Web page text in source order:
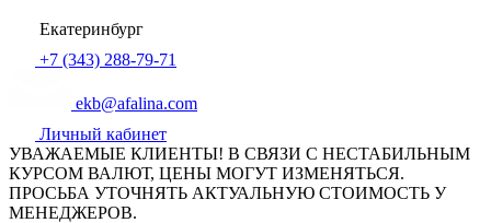
Екатеринбург
+7 (343) 288-79-71
ekb@afalina.com
Личный кабинет
УВАЖАЕМЫЕ КЛИЕНТЫ! В СВЯЗИ С НЕСТАБИЛЬНЫМ
КУРСОМ ВАЛЮТ, ЦЕНЫ МОГУТ ИЗМЕНЯТЬСЯ.
ПРОСЬБА УТОЧНЯТЬ АКТУАЛЬНУЮ СТОИМОСТЬ У
МЕНЕДЖЕРОВ.